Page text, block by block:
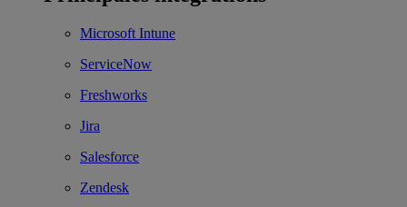
Microsoft Intune
ServiceNow
Freshworks
Jira
Salesforce
Zendesk